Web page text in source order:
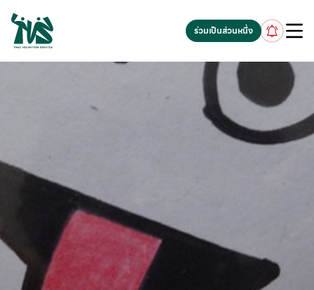
gv-5iuoxpem74qfjw.dv.googlehosted.com
ร่วมเป็นส่วนหนึ่ง